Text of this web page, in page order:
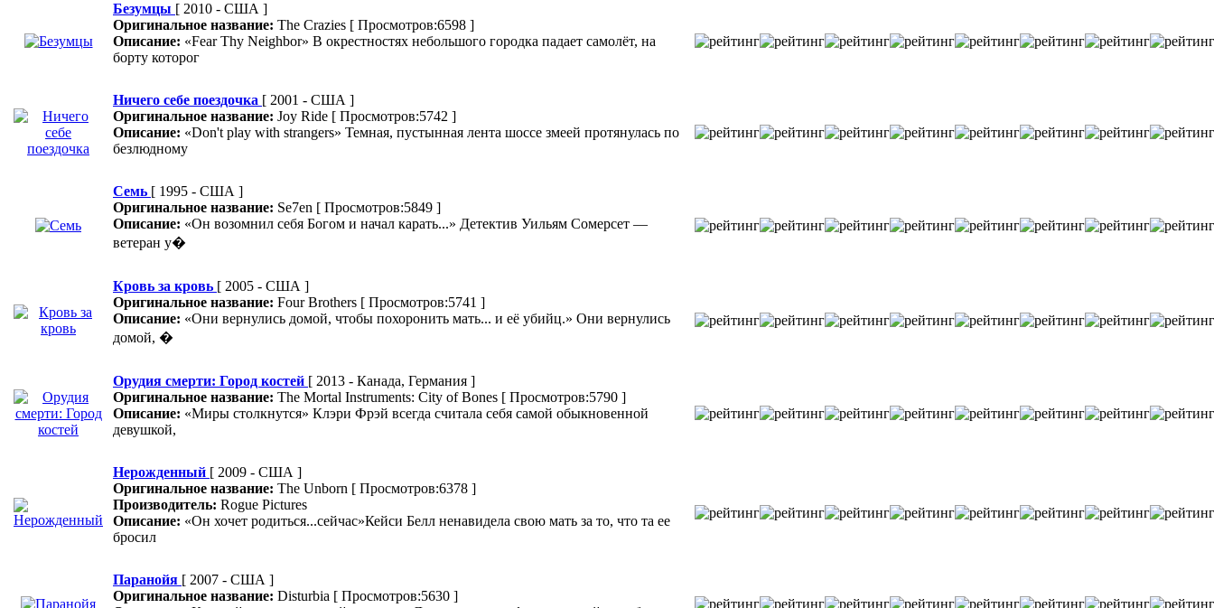
Безумцы [ 2010 - США ]
Оригинальное название: The Crazies [ Просмотров:6598 ]
Описание: «Fear Thy Neighbor» В окрестностях небольшого городка падает самолёт, на
борту которог
Ничего себе поездочка [ 2001 - США ]
Оригинальное название: Joy Ride [ Просмотров:5742 ]
Описание: «Don't play with strangers» Темная, пустынная лента шоссе змеей протянулась по
безлюдному
Семь [ 1995 - США ]
Оригинальное название: Se7en [ Просмотров:5849 ]
Описание: «Он возомнил себя Богом и начал карать...» Детектив Уильям Сомерсет —
ветеран у�
Кровь за кровь [ 2005 - США ]
Оригинальное название: Four Brothers [ Просмотров:5741 ]
Описание: «Они вернулись домой, чтобы похоронить мать... и её убийц.» Они вернулись
домой, �
Орудия смерти: Город костей [ 2013 - Канада, Германия ]
Оригинальное название: The Mortal Instruments: City of Bones [ Просмотров:5790 ]
Описание: «Миры столкнутся» Клэри Фрэй всегда считала себя самой обыкновенной
девушкой,
Нерожденный [ 2009 - США ]
Оригинальное название: The Unborn [ Просмотров:6378 ]
Производитель: Rogue Pictures
Описание: «Он хочет родиться...сейчас»Кейси Белл ненавидела свою мать за то, что та ее
бросил
Паранойя [ 2007 - США ]
Оригинальное название: Disturbia [ Просмотров:5630 ]